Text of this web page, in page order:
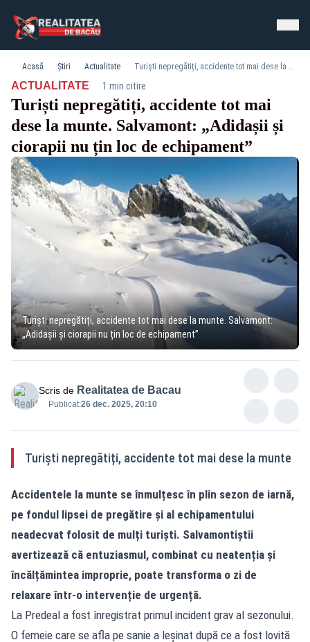
Acasă Știri Actualitate Turiști nepregătiți, accidente tot mai dese la munte. Salvamont: „Adidașii și ciorapii nu țin loc de echipament”
ACTUALITATE· 1 min citire
Turiști nepregătiți, accidente tot mai
dese la munte. Salvamont: „Adidașii și
ciorapii nu țin loc de echipament”
Turiști nepregătiți, accidente tot mai dese la munte. Salvamont:
„Adidașii și ciorapii nu țin loc de echipament”
Scris de Realitatea de Bacau
Publicat:26 dec. 2025, 20:10
Turiști nepregătiți, accidente tot mai dese la munte
Accidentele la munte se înmulțesc în plin sezon de iarnă,
pe fondul lipsei de pregătire și al echipamentului
neadecvat folosit de mulți turiști. Salvamontiștii
avertizează că entuziasmul, combinat cu neatenția și
încălțămintea improprie, poate transforma o zi de
relaxare într-o intervenție de urgență.
La Predeal a fost înregistrat primul incident grav al sezonului.
O femeie care se afla pe sanie a leșinat după ce a fost lovită